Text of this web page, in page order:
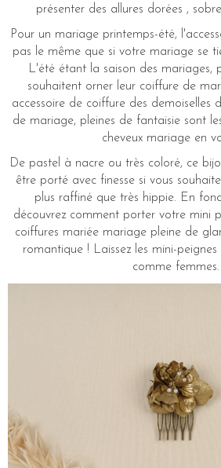
présenter des allures dorées ,
Pour un mariage printemps-été,
pas le même que si votre mariage se
L'été étant la saison des mariages,
souhaitent orner leur coiffure de
accessoire de coiffure des demoiselles
de mariage, pleines de fantaisie sont
cheveux mariage en
De pastel à nacre ou très coloré, ce
être porté avec finesse si vous
plus raffiné que très hippie. En
découvrez comment porter votre mini
coiffures mariée mariage pleine de
romantique ! Laissez les mini-
comme femmes.